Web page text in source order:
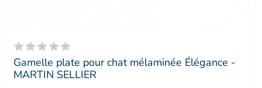
Gamelle plate pour chat mélaminée Élégance -
MARTIN SELLIER